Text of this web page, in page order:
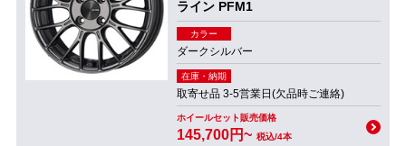
ライン PFM1
カラー
ダークシルバー
在庫・納期
取寄せ品 3-5営業日(欠品時ご連絡)
ホイールセット販売価格
145,700円~ 税込/4本